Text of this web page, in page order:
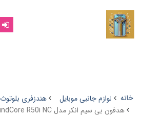
خانه لوازم جانبی موبایل
هندزفری بلوتوث
هدفون بی سیم انکر مدل SoundCore R50i NC